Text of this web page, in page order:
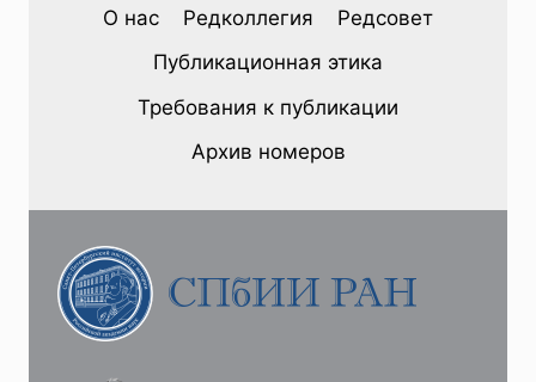
ОТРАЖЕНИЕ
ВОЙНЫ
САТИРИЧЕСКОЙ
ПЕЧАТИ
«КРОКОДИЛ»
1949–
О нас Редколлегия
Редсовет
Публикационная этика
Требования к публикации
Архив номеров